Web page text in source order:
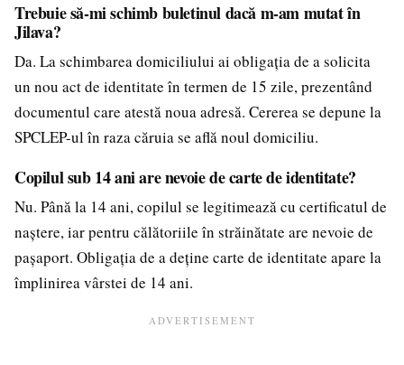
Trebuie să-mi schimb buletinul dacă m-am mutat în
Jilava?
Da. La schimbarea domiciliului ai obligația de a solicita
un nou act de identitate în termen de 15 zile, prezentând
documentul care atestă noua adresă. Cererea se depune la
SPCLEP-ul în raza căruia se află noul domiciliu.
Copilul sub 14 ani are nevoie de carte de identitate?
Nu. Până la 14 ani, copilul se legitimează cu certificatul de
naștere, iar pentru călătoriile în străinătate are nevoie de
pașaport. Obligația de a deține carte de identitate apare la
împlinirea vârstei de 14 ani.